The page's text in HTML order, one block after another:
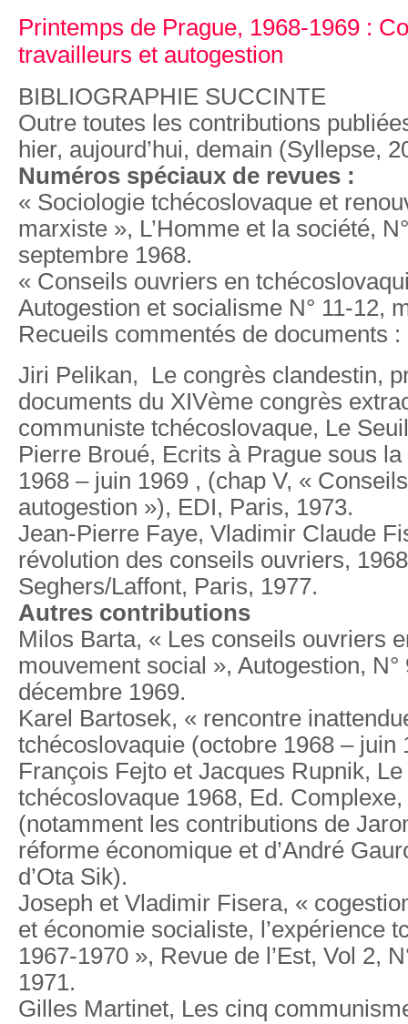
Printemps de Prague, 1968-1969 :
travailleurs et autogestion
BIBLIOGRAPHIE SUCCINTE
Outre toutes les contributions
hier, aujourd’hui, demain (Syllepse,
Numéros spéciaux de revues :
« Sociologie tchécoslovaque et
marxiste », L’Homme et la société,
septembre 1968.
« Conseils ouvriers en
Autogestion et socialisme N° 11-12,
Recueils commentés de documents :
Jiri Pelikan, Le congrès clandestin,
documents du XIVème congrès
communiste tchécoslovaque, Le
Pierre Broué, Ecrits à Prague sous
1968 – juin 1969 , (chap V, «
autogestion »), EDI, Paris, 1973.
Jean-Pierre Faye, Vladimir Claude
révolution des conseils ouvriers,
Seghers/Laffont, Paris, 1977.
Autres contributions
Milos Barta, « Les conseils ouvriers
mouvement social », Autogestion,
décembre 1969.
Karel Bartosek, « rencontre
tchécoslovaquie (octobre 1968 – juin
François Fejto et Jacques Rupnik,
tchécoslovaque 1968, Ed.
(notamment les contributions de
réforme économique et d’André
d’Ota Sik).
Joseph et Vladimir Fisera, «
et économie socialiste, l’expérience
1967-1970 », Revue de l’Est, Vol 2,
1971.
Gilles Martinet, Les cinq